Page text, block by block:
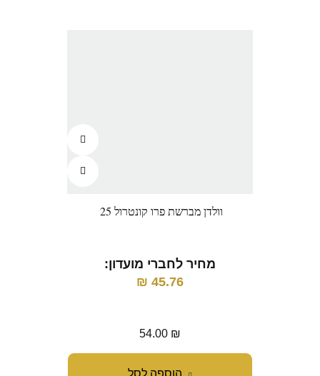
וולדן מברשת פרו קונטרול 25
מחיר לחברי מועדון:
45.76
₪
54.00 ₪